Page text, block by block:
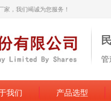
，我们竭诚为您服务！
管
我们 产品选型